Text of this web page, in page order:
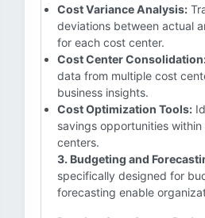
Cost Variance Analysis:
deviations between actual
for each cost center.
Cost Center
data from multiple cost
business insights.
Cost Optimization Tools:
savings opportunities
centers.
3. Budgeting and
specifically designed for
forecasting enable